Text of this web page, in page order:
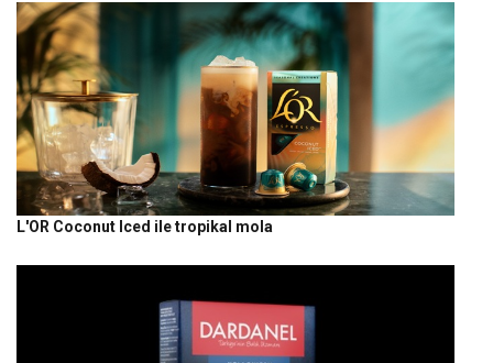
L'OR Coconut Iced ile tropikal mola